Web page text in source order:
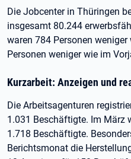
Die Jobcenter in Thüringen
insgesamt 80.244
waren 784 Personen
Personen weniger wie im
Kurzarbeit: Anzeigen und
Die Arbeitsagenturen
1.031 Beschäftigte. Im März
1.718 Beschäftigte.
Berichtsmonat die